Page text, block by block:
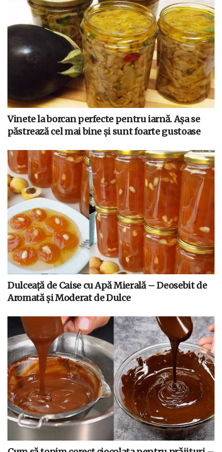
Vinete la borcan perfecte pentru iarnă. Așa se
păstrează cel mai bine și sunt foarte gustoase
Dulceață de Caise cu Apă Mierală – Deosebit de
Aromată și Moderat de Dulce